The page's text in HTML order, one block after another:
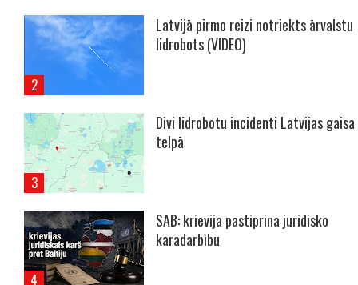
Latvijā pirmo reizi notriekts ārvalstu
lidrobots (VIDEO)
Divi lidrobotu incidenti Latvijas gaisa
telpā
SAB: krievija pastiprina juridisko
karadarbību